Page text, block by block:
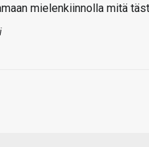
mielenkiinnolla mitä